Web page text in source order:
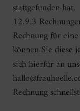
stattgefunden hat.
12.9.3
Rechnung für
können Sie diese
sich hierfür an
Rechnung